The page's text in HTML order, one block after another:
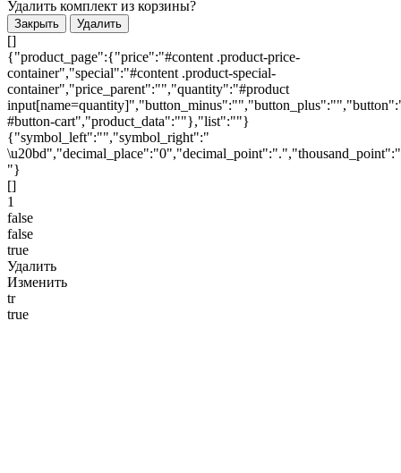
Удалить комплект из корзины?
Закрыть Удалить
[]
{"product_page":{"price":"#content .product-price-
container","special":"#content .product-special-
container","price_parent":"","quantity":"#product
#button-cart","product_data":""},"list":""}
{"symbol_left":"","symbol_right":"
\u20bd","decimal_place":"0","decimal_point":".","thousand_point":"
"}
[]
1
false
false
true
Удалить
Изменить
tr
true